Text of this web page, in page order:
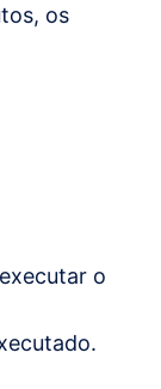
os
o